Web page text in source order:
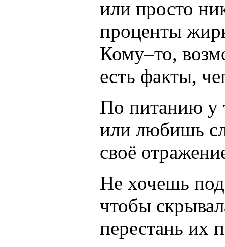
или просто
проценты
Кому–то,
есть факты,
По питанию у
или любишь
своё
Не хочешь
чтобы
перестань их